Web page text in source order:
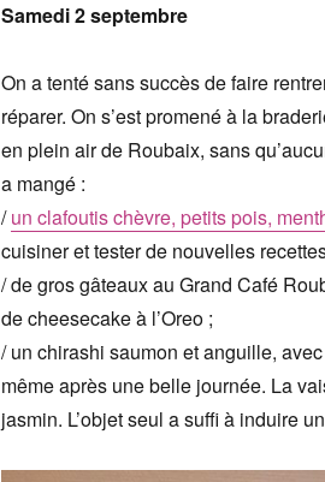
Samedi 2 septembre
On a tenté sans succès de faire
réparer. On s’est promené à la
en plein air de Roubaix, sans
a mangé :
/un clafoutis chèvre, petits pois,
cuisiner et tester de nouvelles
/ de gros gâteaux au Grand Café
de cheesecake à l’Oreo ;
/ un chirashi saumon et anguille,
même après une belle journée. La
jasmin. L’objet seul a suffi à induire